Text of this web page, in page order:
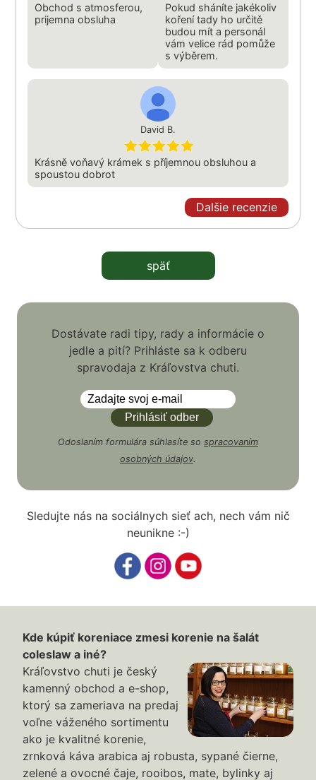
Obchod s atmosferou,
prijemna obsluha
Pokud sháníte jakékoliv
koření tady ho určitě
budou mít a personál
vám velice rád pomůže
s výběrem.
David B.
Krásně voňavý krámek s příjemnou obsluhou a
spoustou dobrot
Dalšie recenzie
späť
Dostávate radi tipy, rady a informácie o
jedle a pití? Prihláste sa k odberu
spravodaja z Kráľovstva chuti.
Odoslaním formulára súhlasíte so spracovaním
osobných údajov.
Sledujte nás na sociálnych sieť ach, nech vám nič
neunikne :-)
Kde kúpiť koreniace zmesi korenie na šalát
coleslaw a iné?
Kráľovstvo chuti je český
kamenný obchod a e-shop,
ktorý sa zameriava na predaj
voľne váženého sortimentu
ako je kvalitné korenie,
zrnková káva arabica aj robusta, sypané čierne,
zelené a ovocné čaje, rooibos, mate, bylinky aj